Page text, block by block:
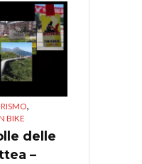
,
BIKE
delle
–